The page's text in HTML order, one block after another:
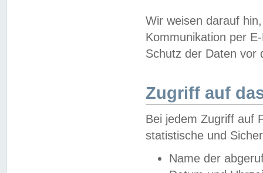
Wir weisen darauf
Kommunikation per
Schutz der Daten vor
Zugriff auf
Bei jedem Zugriff auf
statistische und
Name der